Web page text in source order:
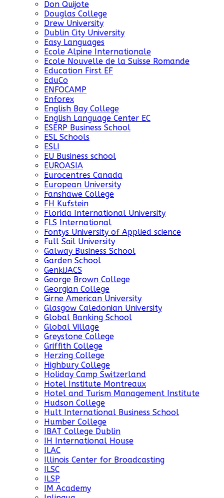
Don Quijote
Douglas College
Drew University
Dublin City University
Easy Languages
Ecole Alpine Internationale
Ecole Nouvelle de la Suisse Romande
Education First EF
EduCo
ENFOCAMP
Enforex
English Bay College
English Language Center EC
ESERP Business School
ESL Schools
ESLI
EU Business school
EUROASIA
Eurocentres Canada
European University
Fanshawe College
FH Kufstein
Florida International University
FLS International
Fontys University of Applied science
Full Sail University
Galway Business School
Garden School
GenkiJACS
George Brown College
Georgian College
Girne American University
Glasgow Caledonian University
Global Banking School
Global Village
Greystone College
Griffith College
Herzing College
Highbury College
Holiday Camp Switzerland
Hotel Institute Montreaux
Hotel and Turism Management Institute
Hudson College
Hult International Business School
Humber College
IBAT College Dublin
IH International House
ILAC
Illinois Center for Broadcasting
ILSC
ILSP
IM Academy